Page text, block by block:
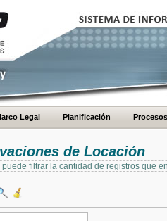
Legal Planificación Procesos
de Locación
filtrar la cantidad de registros que